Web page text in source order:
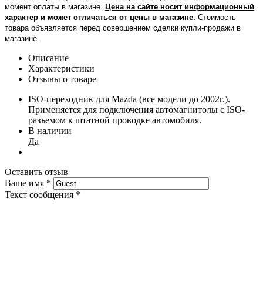
момент оплаты в магазине.
Цена на сайте носит информационный
характер и может отличаться от цены в магазине. Стоимость
товара объявляется перед совершением сделки купли-продажи в
магазине
Описание
Характеристики
Отзывы о товаре
ISO-переходник для Mazda (все модели до 2002г.).
Применяется для подключения автомагнитолы с ISO-
разъемом к штатной проводке автомобиля.
В наличии
Да
Оставить отзыв
Ваше имя *
Текст сообщения *